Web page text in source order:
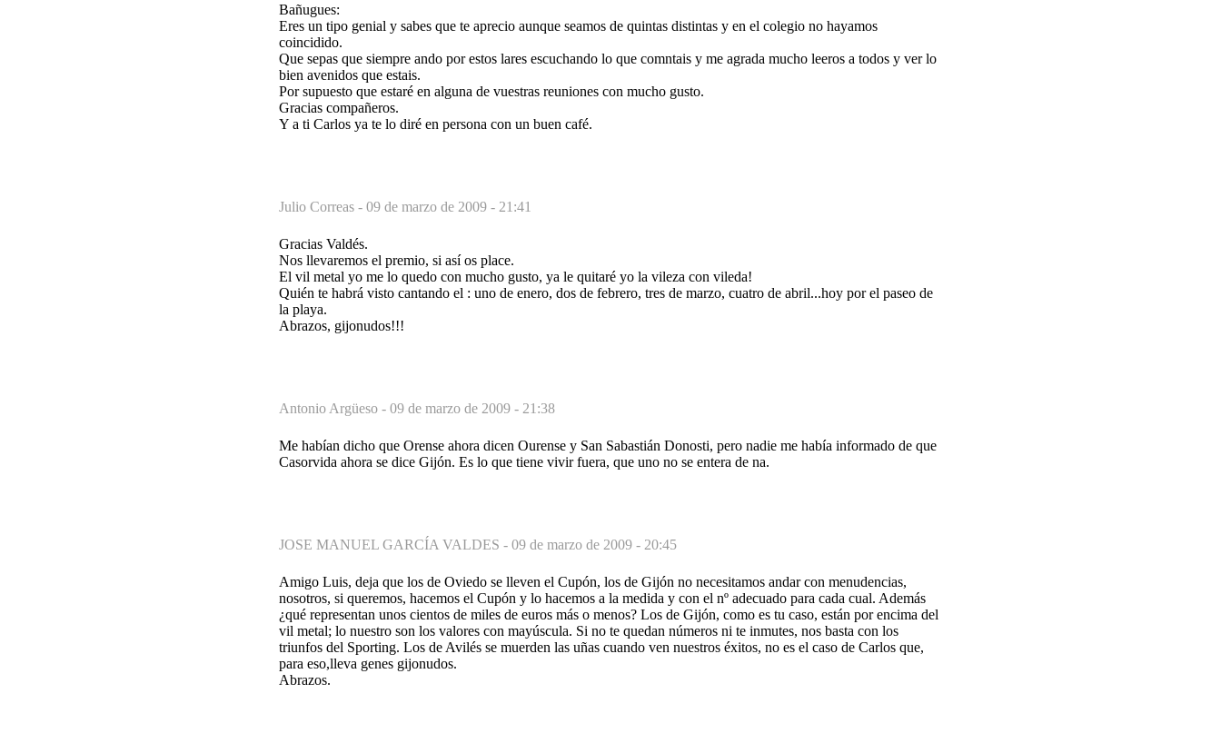
Bañugues:
Eres un tipo genial y sabes que te aprecio aunque seamos de quintas distintas y en el colegio no hayamos
coincidido.
Que sepas que siempre ando por estos lares escuchando lo que comntais y me agrada mucho leeros a todos y ver lo
bien avenidos que estais.
Por supuesto que estaré en alguna de vuestras reuniones con mucho gusto.
Gracias compañeros.
Y a ti Carlos ya te lo diré en persona con un buen café.
Julio Correas - 09 de marzo de 2009 - 21:41
Gracias Valdés.
Nos llevaremos el premio, si así os place.
El vil metal yo me lo quedo con mucho gusto, ya le quitaré yo la vileza con vileda!
Quién te habrá visto cantando el : uno de enero, dos de febrero, tres de marzo, cuatro de abril...hoy por el paseo de
la playa.
Abrazos, gijonudos!!!
Antonio Argüeso - 09 de marzo de 2009 - 21:38
Me habían dicho que Orense ahora dicen Ourense y San Sabastián Donosti, pero nadie me había informado de que
Casorvida ahora se dice Gijón. Es lo que tiene vivir fuera, que uno no se entera de na.
JOSE MANUEL GARCÍA VALDES - 09 de marzo de 2009 - 20:45
Amigo Luis, deja que los de Oviedo se lleven el Cupón, los de Gijón no necesitamos andar con menudencias,
nosotros, si queremos, hacemos el Cupón y lo hacemos a la medida y con el nº adecuado para cada cual. Además
¿qué representan unos cientos de miles de euros más o menos? Los de Gijón, como es tu caso, están por encima del
vil metal; lo nuestro son los valores con mayúscula. Si no te quedan números ni te inmutes, nos basta con los
triunfos del Sporting. Los de Avilés se muerden las uñas cuando ven nuestros éxitos, no es el caso de Carlos que,
para eso,lleva genes gijonudos.
Abrazos.